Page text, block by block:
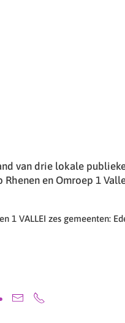
van drie lokale
Rhenen en Omroep 1
1 VALLEI zes gemeenten: